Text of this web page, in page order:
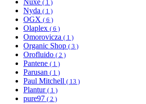
( 1 )
Nyda ( 1 )
OGX ( 6 )
Olaplex ( 6 )
Omorovicza ( 1 )
Organic Shop ( 3 )
Orofluido ( 2 )
Pantene ( 1 )
Parusan ( 1 )
Paul Mitchell ( 13 )
Plantur ( 1 )
pure97 ( 2 )